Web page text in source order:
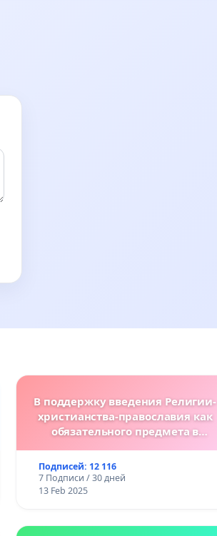
В поддержку введения Религии-
христианства-православия как
обязательного предмета в
Подписей: 12 116
7 Подписи / 30 дней
13 Feb 2025